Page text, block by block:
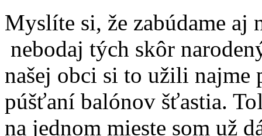
Myslíte si, že zabúdame aj
nebodaj tých skôr
našej obci si to užili
púšťaní balónov šťastia.
na jednom mieste som už